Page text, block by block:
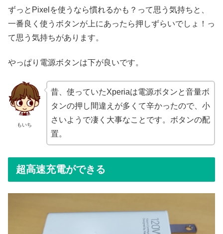
ずっとPixelを使うなら慣れるかも？って思う気持ちと、
一番良く使うボタンが上にあったら押しずらいでしょ！っ
て思う気持ちがあります。
やっぱり電源ボタンは下が良いです。
もいち
昔、使っていたXperiaは電源ボタンと音量ボ
タンの押し間違えが多くて辛かったので、小
さいようで凄く大事なことです。ボタンの配
置。
超高速充電ができる